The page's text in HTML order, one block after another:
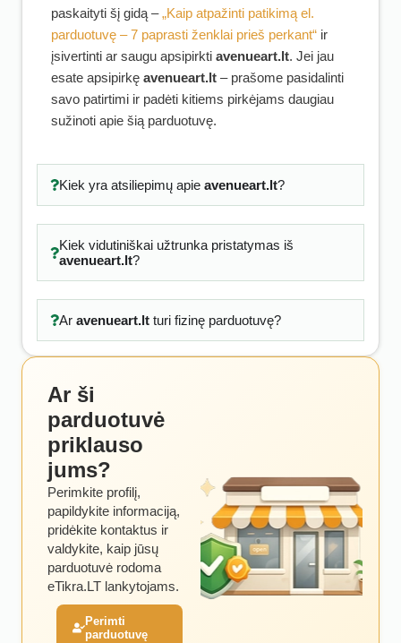
paskaityti šį gidą –„Kaip atpažinti patikimą el.
parduotuvę – 7 paprasti ženklai prieš perkant“ ir
įsivertinti ar saugu apsipirkti avenueart.lt. Jei jau
esate apsipirkę avenueart.lt – prašome pasidalinti
savo patirtimi ir padėti kitiems pirkėjams daugiau
sužinoti apie šią parduotuvę.
Kiek yra atsiliepimų apie avenueart.lt?
Kiek vidutiniškai užtrunka pristatymas iš
avenueart.lt?
Ar avenueart.ltturi fizinę parduotuvę?
Ar ši
parduotuvė
priklauso
jums?
Perimkite profilį,
papildykite informaciją,
pridėkite kontaktus ir
valdykite, kaip jūsų
parduotuvė rodoma
eTikra.LT lankytojams.
Perimti
parduotuvę